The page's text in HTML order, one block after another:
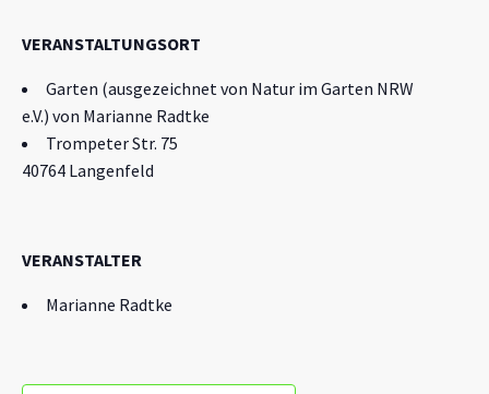
VERANSTALTUNGSORT
Garten (ausgezeichnet von Natur im Garten NRW
e.V.) von Marianne Radtke
Trompeter Str. 75
40764 Langenfeld
VERANSTALTER
Marianne Radtke